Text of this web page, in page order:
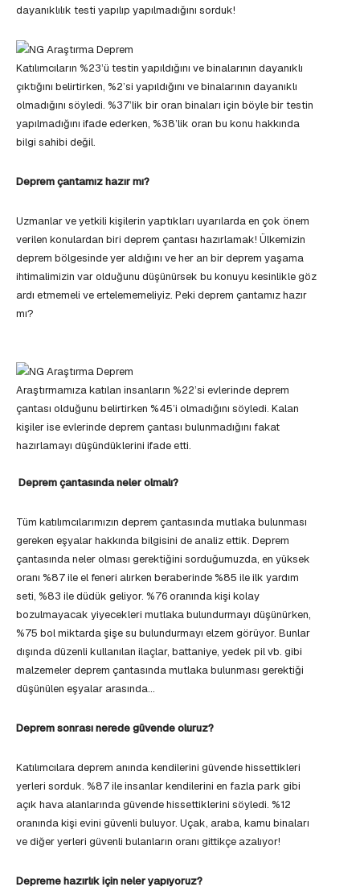
dayanıklılık testi yapılıp yapılmadığını sorduk!
Katılımcıların %23’ü testin yapıldığını ve binalarının dayanıklı
çıktığını belirtirken, %2’si yapıldığını ve binalarının dayanıklı
olmadığını söyledi. %37’lik bir oran binaları için böyle bir testin
yapılmadığını ifade ederken, %38’lik oran bu konu hakkında
bilgi sahibi değil.
Deprem çantamız hazır mı?
Uzmanlar ve yetkili kişilerin yaptıkları uyarılarda en çok önem
verilen konulardan biri deprem çantası hazırlamak! Ülkemizin
deprem bölgesinde yer aldığını ve her an bir deprem yaşama
ihtimalimizin var olduğunu düşünürsek bu konuyu kesinlikle göz
ardı etmemeli ve ertelememeliyiz. Peki deprem çantamız hazır
mı?
Araştırmamıza katılan insanların %22’si evlerinde deprem
çantası olduğunu belirtirken %45’i olmadığını söyledi. Kalan
kişiler ise evlerinde deprem çantası bulunmadığını fakat
hazırlamayı düşündüklerini ifade etti.
Deprem çantasında neler olmalı?
Tüm katılımcılarımızın deprem çantasında mutlaka bulunması
gereken eşyalar hakkında bilgisini de analiz ettik. Deprem
çantasında neler olması gerektiğini sorduğumuzda, en yüksek
oranı %87 ile el feneri alırken beraberinde %85 ile ilk yardım
seti, %83 ile düdük geliyor. %76 oranında kişi kolay
bozulmayacak yiyecekleri mutlaka bulundurmayı düşünürken,
%75 bol miktarda şişe su bulundurmayı elzem görüyor. Bunlar
dışında düzenli kullanılan ilaçlar, battaniye, yedek pil vb. gibi
malzemeler deprem çantasında mutlaka bulunması gerektiği
düşünülen eşyalar arasında…
Deprem sonrası nerede güvende oluruz?
Katılımcılara deprem anında kendilerini güvende hissettikleri
yerleri sorduk. %87 ile insanlar kendilerini en fazla park gibi
açık hava alanlarında güvende hissettiklerini söyledi. %12
oranında kişi evini güvenli buluyor. Uçak, araba, kamu binaları
ve diğer yerleri güvenli bulanların oranı gittikçe azalıyor!
Depreme hazırlık için neler yapıyoruz?